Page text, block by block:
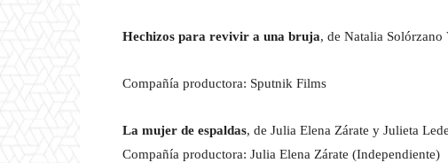
Hechizos para revivir a una bruja, de Natalia Solórzano
Compañía productora: Sputnik Films
La mujer de espaldas, de Julia Elena Zárate y Julieta
Compañía productora: Julia Elena Zárate (Independiente)